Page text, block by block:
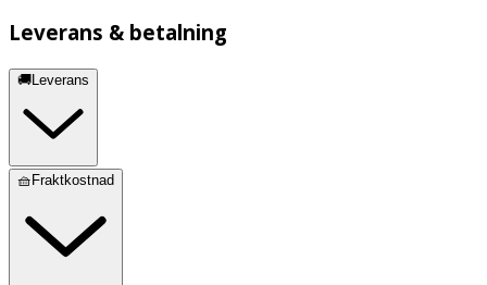
Leverans & betalning
🚚Leverans
🧺Fraktkostnad